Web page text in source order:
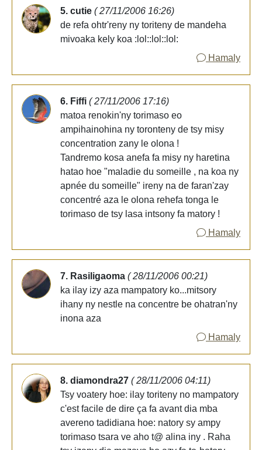
5. cutie ( 27/11/2006 16:26)
de refa ohtr'reny ny toriteny de mandeha
mivoaka kely koa :lol::lol::lol:
Hamaly
6. Fiffi ( 27/11/2006 17:16)
matoa renokin'ny torimaso eo
ampihainohina ny toronteny de tsy misy
concentration zany le olona !
Tandremo kosa anefa fa misy ny haretina
hatao hoe "maladie du someille , na koa ny
apnée du someille" ireny na de faran'zay
concentré aza le olona rehefa tonga le
torimaso de tsy lasa intsony fa matory !
Hamaly
7. Rasiligaoma ( 28/11/2006 00:21)
ka ilay izy aza mampatory ko...mitsory
ihany ny nestle na concentre be ohatran'ny
inona aza
Hamaly
8. diamondra27 ( 28/11/2006 04:11)
Tsy voatery hoe: ilay toriteny no mampatory
c'est facile de dire ça fa avant dia mba
avereno tadidiana hoe: natory sy ampy
torimaso tsara ve aho t@ alina iny . Raha